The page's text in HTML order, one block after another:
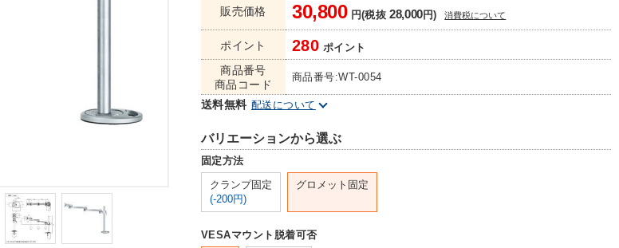
販売価格 30,800円(税抜28,000円) 消費税について
ポイント 280 ポイント
商品番号
商品コード
商品番号:WT-0054
送料無料 配送について
バリエーションから選ぶ
固定方法
クランプ固定
(-200円)
グロメット固定
VESAマウント脱着可否